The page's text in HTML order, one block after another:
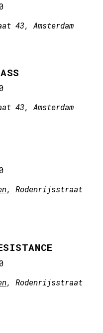
43, Amsterdam
43, Amsterdam
, Rodenrijsstraat
, Rodenrijsstraat